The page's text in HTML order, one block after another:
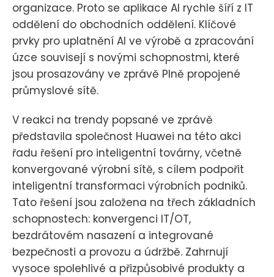
organizace. Proto se aplikace AI rychle šíří z IT
oddělení do obchodních oddělení. Klíčové
prvky pro uplatnění AI ve výrobě a zpracování
úzce souvisejí s novými schopnostmi, které
jsou prosazovány ve zprávě Plně propojené
průmyslové sítě.
V reakci na trendy popsané ve zprávě
představila společnost Huawei na této akci
řadu řešení pro inteligentní továrny, včetně
konvergované výrobní sítě, s cílem podpořit
inteligentní transformaci výrobních podniků.
Tato řešení jsou založena na třech základních
schopnostech: konvergenci IT/OT,
bezdrátovém nasazení a integrované
bezpečnosti a provozu a údržbě. Zahrnují
vysoce spolehlivé a přizpůsobivé produkty a